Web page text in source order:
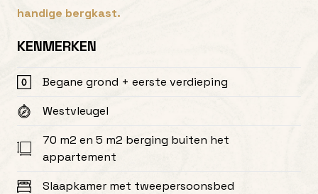
handige bergkast.
KENMERKEN
Begane grond + eerste verdieping
Westvleugel
70 m2 en 5 m2 berging buiten het
appartement
Slaapkamer met tweepersoonsbed